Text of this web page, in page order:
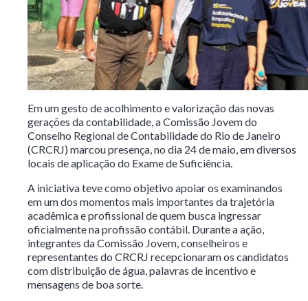
Em um gesto de acolhimento e valorização das novas
gerações da contabilidade, a Comissão Jovem do
Conselho Regional de Contabilidade do Rio de Janeiro
(CRCRJ) marcou presença, no dia 24 de maio, em diversos
locais de aplicação do Exame de Suficiência.
A iniciativa teve como objetivo apoiar os examinandos
em um dos momentos mais importantes da trajetória
acadêmica e profissional de quem busca ingressar
oficialmente na profissão contábil. Durante a ação,
integrantes da Comissão Jovem, conselheiros e
representantes do CRCRJ recepcionaram os candidatos
com distribuição de água, palavras de incentivo e
mensagens de boa sorte.